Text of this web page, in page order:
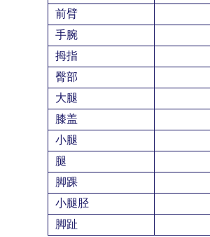
前臂
手腕
拇指
臀部
大腿
膝盖
小腿
腿
脚踝
小腿胫
脚趾